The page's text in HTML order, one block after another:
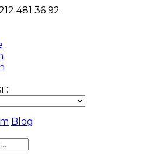
481 36 92 .
:
Blog